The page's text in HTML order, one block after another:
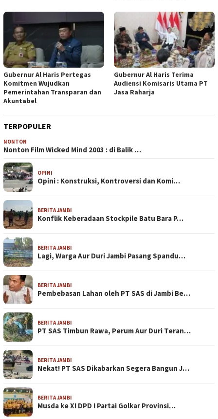
Gubernur Al Haris Pertegas
Komitmen Wujudkan
Pemerintahan Transparan dan
Akuntabel
Gubernur Al Haris Terima
Audiensi Komisaris Utama PT
Jasa Raharja
TERPOPULER
NONTON
Nonton Film Wicked Mind 2003 : di Balik …
OPINI
Opini : Konstruksi, Kontroversi dan Komi…
BERITA JAMBI
Konflik Keberadaan Stockpile Batu Bara P…
BERITA JAMBI
Lagi, Warga Aur Duri Jambi Pasang Spandu…
BERITA JAMBI
Pembebasan Lahan oleh PT SAS di Jambi Be…
BERITA JAMBI
PT SAS Timbun Rawa, Perum Aur Duri Teran…
BERITA JAMBI
Nekat! PT SAS Dikabarkan Segera Bangun J…
BERITA JAMBI
Musda ke XI DPD I Partai Golkar Provinsi…